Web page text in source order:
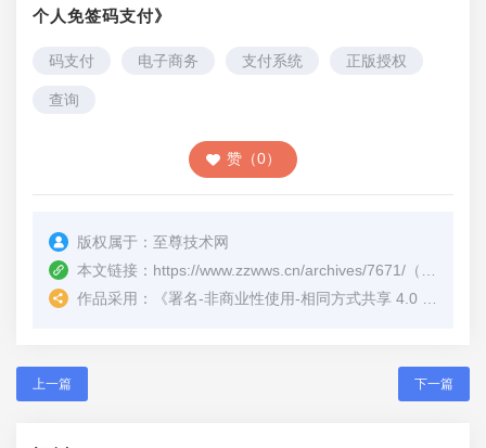
个人免签码支付》
码支付 电子商务 支付系统 正版授权
查询
赞（0）
版权属于： 至尊技术网
本文链接： https://www.zzwws.cn/archives/7671/ （转载时请注明本文出处及文章链接）
作品采用：
《署名-非商业性使用-相同方式共享 4.0 国际 (CC BY-NC-SA 4.0)
上一篇 下一篇